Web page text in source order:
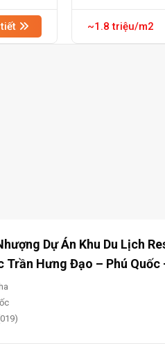
~1.8 triệu/m2
Dự Án Khu Du Lịch
Trần Hưng Đạo – Phú Quốc